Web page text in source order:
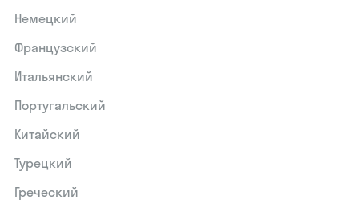
Немецкий
Французский
Итальянский
Португальский
Китайский
Турецкий
Греческий